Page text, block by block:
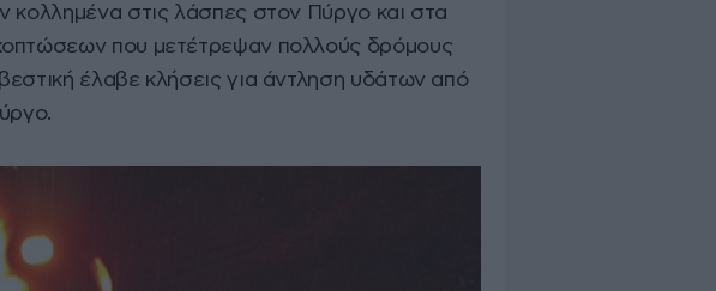
κολλημένα στις λάσπες στον Πύργο και στα
που μετέτρεψαν πολλούς δρόμους
έλαβε κλήσεις για άντληση υδάτων από